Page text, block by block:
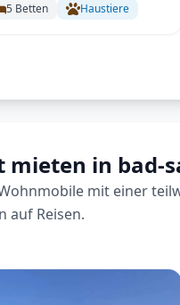
5 Betten Haustiere
mieten in bad-
mit einer
auf Reisen.